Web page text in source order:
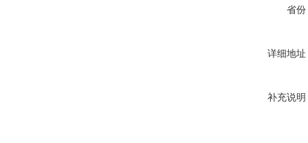
省份
详细地址
补充说明